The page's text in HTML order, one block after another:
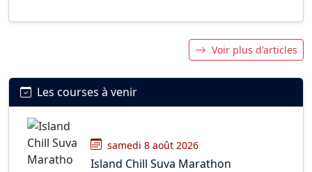
Voir plus d'articles
Les courses à venir
samedi 8 août 2026
Island Chill Suva Marathon